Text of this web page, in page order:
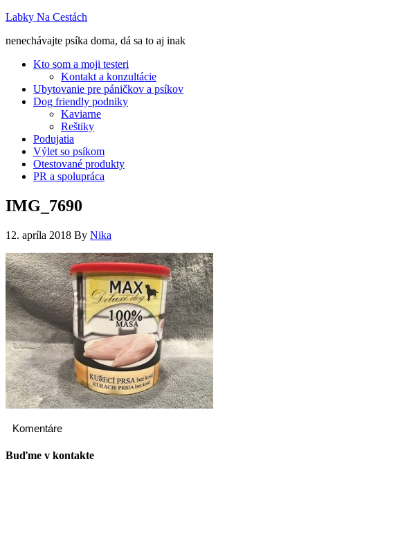
Labky Na Cestách
nenechávajte psíka doma, dá sa to aj inak
Kto som a moji testeri
Kontakt a konzultácie
Ubytovanie pre páničkov a psíkov
Dog friendly podniky
Kaviarne
Reštiky
Podujatia
Výlet so psíkom
Otestované produkty
PR a spolupráca
IMG_7690
12. apríla 2018 By Nika
Komentáre
Buďme v kontakte